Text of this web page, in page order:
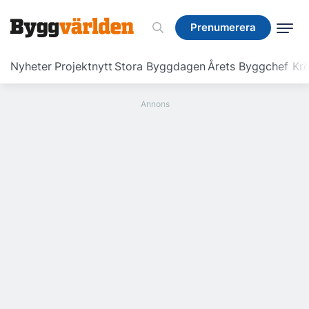
Prenumerera
Nyheter Projektnytt Stora ByggdagenÅrets Byggchef
Prenumerera